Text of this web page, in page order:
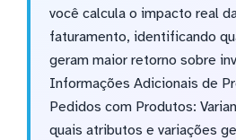
você calcula o impacto real
faturamento, identificando
geram maior retorno sobre
Informações Adicionais de
Pedidos com Produtos:
quais atributos e variações